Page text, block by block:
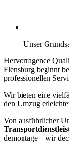
Unser
Hervorragende
Flensburg beginnt
professionellen
Wir bieten eine
den Umzug
Von ausführlicher
demontage – wir